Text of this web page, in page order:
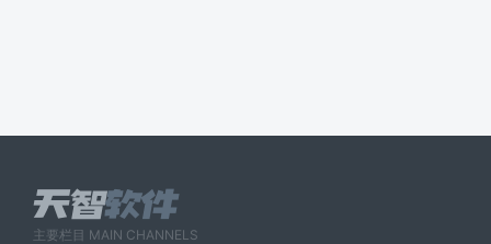
主要栏目 MAIN CHANNELS